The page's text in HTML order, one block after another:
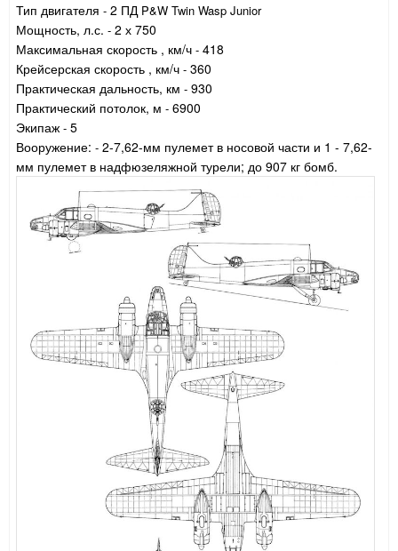
Тип двигателя - 2 ПД P&W Twin Wasp Junior
Мощность, л.с. - 2 х 750
Максимальная скорость , км/ч - 418
Крейсерская скорость , км/ч - 360
Практическая дальность, км - 930
Практический потолок, м - 6900
Экипаж - 5
Вооружение: - 2-7,62-мм пулемет в носовой части и 1 - 7,62-
мм пулемет в надфюзеляжной турели; до 907 кг бомб.